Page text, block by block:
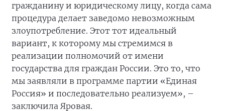
гражданину и юридическому лицу, когда сама
процедура делает заведомо невозможным
злоупотребление. Этот тот идеальный
вариант, к которому мы стремимся в
реализации полномочий от имени
государства для граждан России. Это то, что
мы заявляли в программе партии «Единая
Россия» и последовательно реализуем», –
заключила Яровая.